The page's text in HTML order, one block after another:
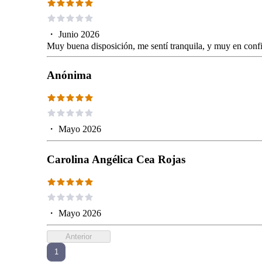
・ Junio 2026
Muy buena disposición, me sentí tranquila, y muy en
Anónima
・ Mayo 2026
Carolina Angélica Cea Rojas
・ Mayo 2026
Anterior
1